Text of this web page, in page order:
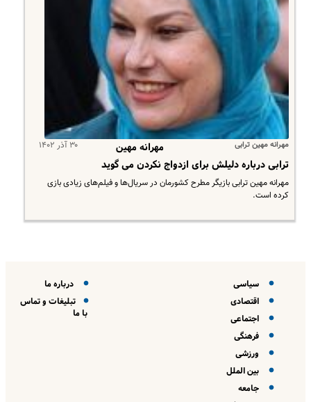
مهرانه مهین ترابی ۳۰ آذر ۱۴۰۲
مهرانه مهین
ترابی درباره دلیلش برای ازدواج نکردن می گوید
مهرانه مهین ترابی بازیگر مطرح کشورمان در سریال‌ها و فیلم‌های زیادی بازی
کرده است.​
سیاسی
اقتصادی
اجتماعی
فرهنگی
ورزشی
بین الملل
جامعه
درباره ما
تبلیغات و تماس
با ما